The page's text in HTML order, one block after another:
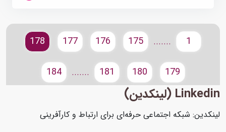
.......
175
176
177
178
179
180
181
.......
184
Linkedin (لینکدین)
لینکدین: شبکه اجتماعی حرفه‌ای برای ارتباط و کارآفرینی